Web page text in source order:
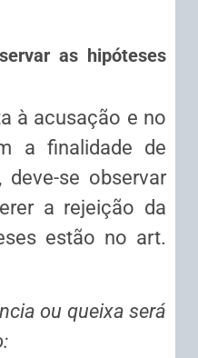
as hipóteses
à acusação e no
a finalidade de
se observar
a rejeição da
estão no art.
ou queixa será